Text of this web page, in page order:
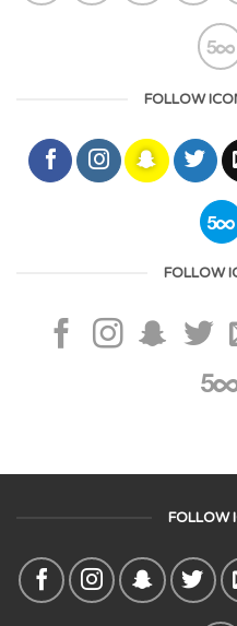
FOLLOW
FOLLOW
FOLLOW